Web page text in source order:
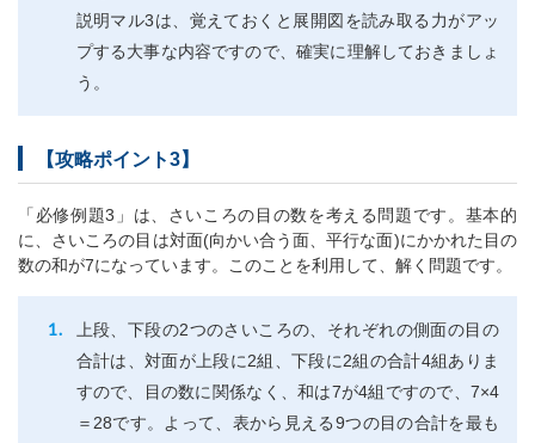
説明マル3は、覚えておくと展開図を読み取る力がアッ
プする大事な内容ですので、確実に理解しておきましょ
う。
【攻略ポイント3】
「必修例題3」は、さいころの目の数を考える問題です。基本的
に、さいころの目は対面(向かい合う面、平行な面)にかかれた目の
数の和が7になっています。このことを利用して、解く問題です。
上段、下段の2つのさいころの、それぞれの側面の目の
合計は、対面が上段に2組、下段に2組の合計4組ありま
すので、目の数に関係なく、和は7が4組ですので、7×4
＝28です。よって、表から見える9つの目の合計を最も